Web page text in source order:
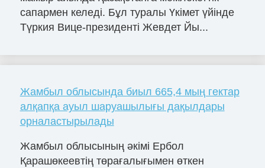
сапармен келеді. Бұл туралы Үкімет үйінде
Түркия Вице-президенті Жевдет Йы...
Жамбыл облысында биыл 665,4 мың гектар
алқапқа ауыл шаруашылығы дақылдары
орналастырылады
Жамбыл облысының әкімі Ербол
Қарашөкеевтің төрағалығымен өткен